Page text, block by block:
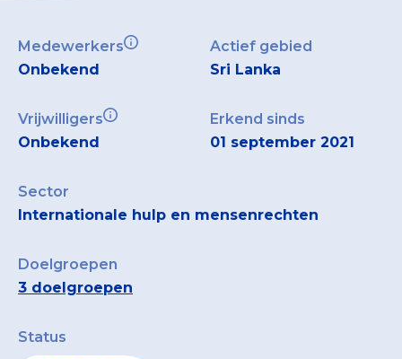
Medewerkers
Onbekend
Actief gebied
Sri Lanka
Vrijwilligers
Onbekend
Erkend sinds
01 september 2021
Sector
Internationale hulp en mensenrechten
Doelgroepen
3 doelgroepen
Status